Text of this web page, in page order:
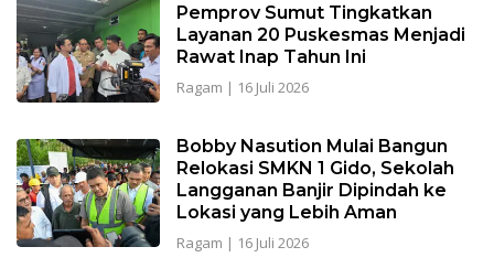
Pemprov Sumut Tingkatkan
Layanan 20 Puskesmas Menjadi
Rawat Inap Tahun Ini
Ragam | 16 Juli 2026
Bobby Nasution Mulai Bangun
Relokasi SMKN 1 Gido, Sekolah
Langganan Banjir Dipindah ke
Lokasi yang Lebih Aman
Ragam | 16 Juli 2026